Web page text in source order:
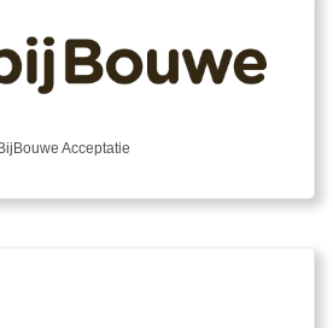
Acceptatie